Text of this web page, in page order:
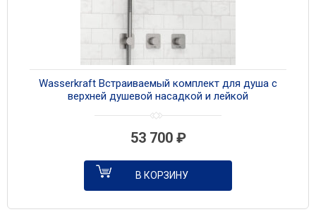
Wasserkraft Встраиваемый комплект для душа с
верхней душевой насадкой и лейкой
53 700 ₽
В КОРЗИНУ